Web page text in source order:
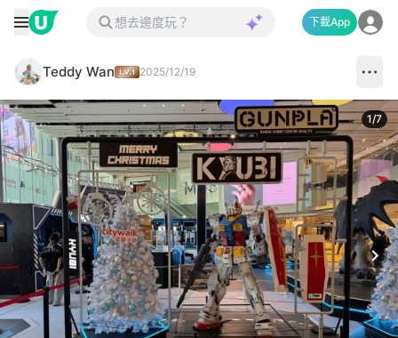
下載App
Teddy Wan 2025/12/19
1/7